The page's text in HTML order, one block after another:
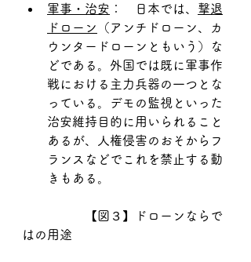
軍事・治安 ：　日本では、 撃退
ドローン
（アンチドローン、カ
ウンタードローンともいう）な
どである。外国では既に軍事作
戦における主力兵器の一つとな
っている。デモの監視といった
治安維持目的に用いられること
あるが、人権侵害のおそからフ
ランスなどでこれを禁止する動
きもある。
はの用途